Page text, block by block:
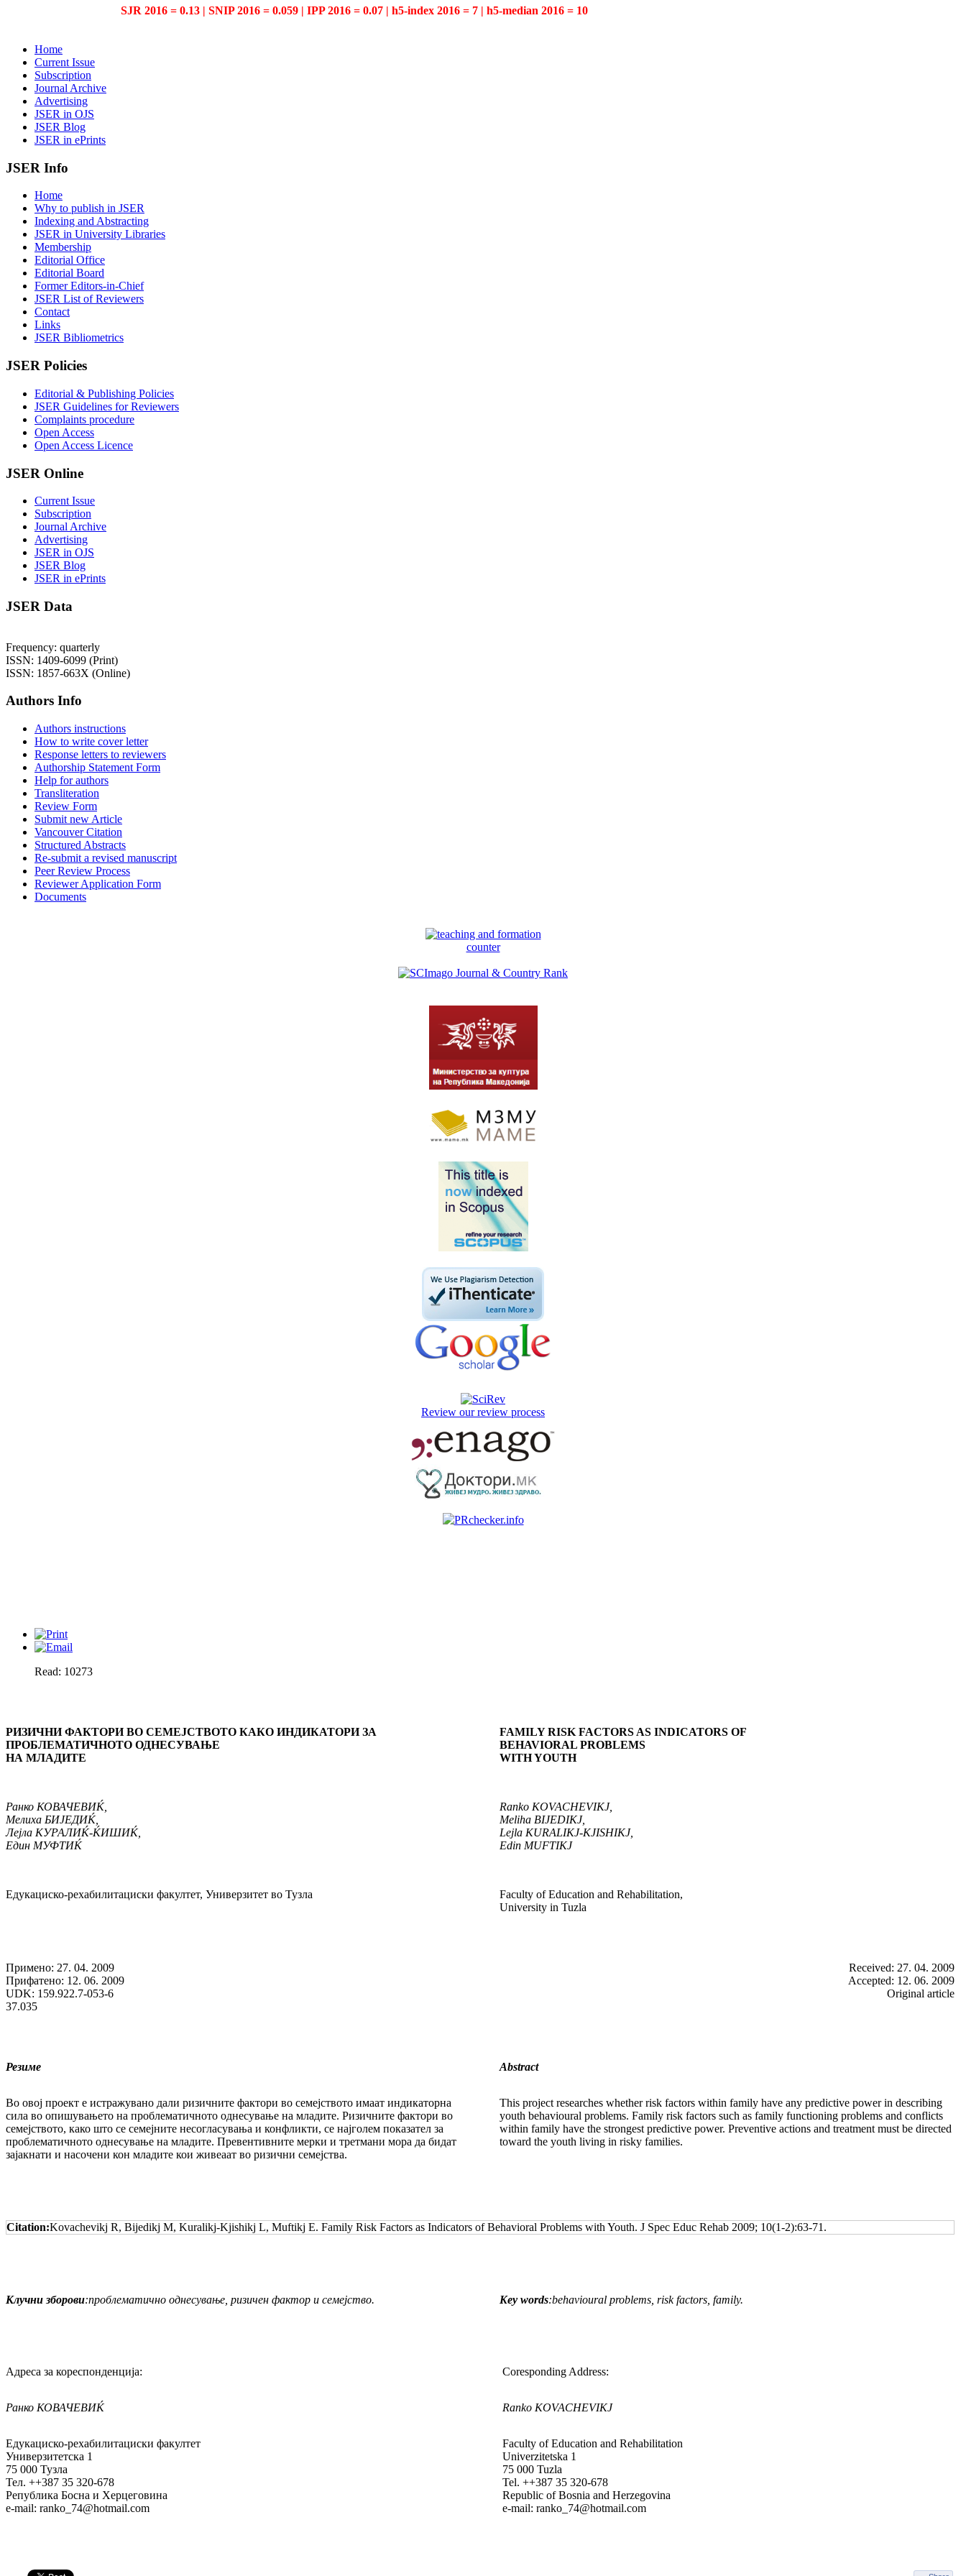
SJR 2016 = 0.13 | SNIP 2016 = 0.059 | IPP 2016 = 0.07 | h5-index 2016 = 7 | h5-median 2016 = 10
Home
Current Issue
Subscription
Journal Archive
Advertising
JSER in OJS
JSER Blog
JSER in ePrints
JSER Info
Home
Why to publish in JSER
Indexing and Abstracting
JSER in University Libraries
Membership
Editorial Office
Editorial Board
Former Editors-in-Chief
JSER List of Reviewers
Contact
Links
JSER Bibliometrics
JSER Policies
Editorial & Publishing Policies
JSER Guidelines for Reviewers
Complaints procedure
Open Access
Open Access Licence
JSER Online
Current Issue
Subscription
Journal Archive
Advertising
JSER in OJS
JSER Blog
JSER in ePrints
JSER Data
Frequency: quarterly
ISSN: 1409-6099 (Print)
ISSN: 1857-663X (Online)
Authors Info
Authors instructions
How to write cover letter
Response letters to reviewers
Authorship Statement Form
Help for authors
Transliteration
Review Form
Submit new Article
Vancouver Citation
Structured Abstracts
Re-submit a revised manuscript
Peer Review Process
Reviewer Application Form
Documents
counter
Review our review process
Read: 10273
РИЗИЧНИ ФАКТОРИ ВО СЕМЕЈСТВОТО КАКО ИНДИКАТОРИ ЗА
ПРОБЛЕМАТИЧНОTO ОДНЕСУВАЊЕ
НА МЛАДИТЕ
Ранко КОВАЧЕВИЌ,
Мелиха БИЈЕДИЌ,
Лејла КУРАЛИЌ-ЌИШИЌ,
Един МУФТИЌ
Едукациско-рехабилитациски факултет, Универзитет во Тузла
FAMILY RISK FACTORS AS INDICATORS OF
BEHAVIORAL PROBLEMS
WITH YOUTH
Ranko KOVACHEVIKJ,
Meliha BIJEDIKJ,
Lejla KURALIKJ-KJISHIKJ,
Edin MUFTIKJ
Faculty of Education and Rehabilitation,
University in Tuzla
Примено: 27. 04. 2009
Прифатено: 12. 06. 2009
UDK: 159.922.7-053-6
37.035
Received: 27. 04. 2009
Accepted: 12. 06. 2009
Original article
Резиме Abstract
Во овој проект е истражувано дали ризич­ни­те фактори во семејството имаат ин­ди­ка­тор­на
сила во опишувањето на проб­ле­ма­тич­но­то однесување на младите. Ризичните фак­то­ри во
семејството, како што се семејните не­сог­ласувања и конфликти, се најголем по­ка­за­тел за
проблематичното однесување на мла­дите. Превентивните мерки и третмани мо­­ра да бидат
зајакнати и насочени кон мла­ди­те кои живеаат во ризични семејства.
This project researches whether risk factors within family have any predictive power in describing
youth behavioural problems. Family risk factors such as family functioning problems and conflicts
within family have the strongest predictive power. Preventive actions and treatment must be directed
toward the youth living in risky families.
Citation:Kovachevikj R, Bijedikj M, Kuralikj-Kjishikj L, Muftikj E. Family Risk Factors as Indicators of Behavioral Problems with Youth. J Spec Educ Rehab 2009; 10(1-2):63-71.
Клучни зборови:проблематично однесување, ризичен фактор и семејство. Key words:behavioural problems, risk factors, family.
Адреса за кореспонденција: Coresponding Address:
Ранко КОВАЧЕВИЌ Ranko KOVACHEVIKJ
Едукациско-рехабилитациски факултет
Универзитетска 1
75 000 Тузла
Тел. ++387 35 320-678
Република Босна и Херцеговина
e-mail: ranko_74@hotmail.com
Faculty of Education and Rehabilitation
Univerzitetska 1
75 000 Tuzla
Теl. ++387 35 320-678
Republic of Bosnia and Herzegovina
e-mail: ranko_74@hotmail.com